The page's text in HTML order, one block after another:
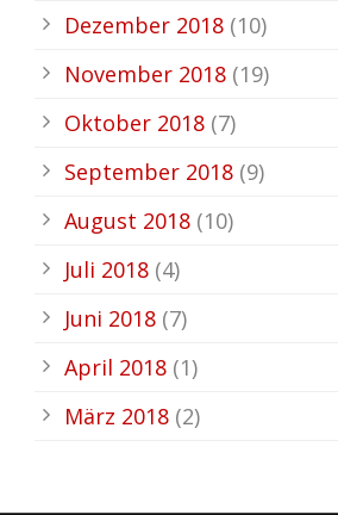
Dezember 2018 (10)
November 2018 (19)
Oktober 2018 (7)
September 2018 (9)
August 2018 (10)
Juli 2018 (4)
Juni 2018 (7)
April 2018 (1)
März 2018 (2)